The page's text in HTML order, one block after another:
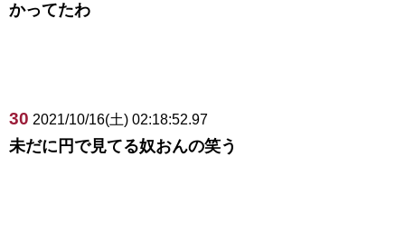
かってたわ
30 2021/10/16(土) 02:18:52.97
未だに円で見てる奴おんの笑う